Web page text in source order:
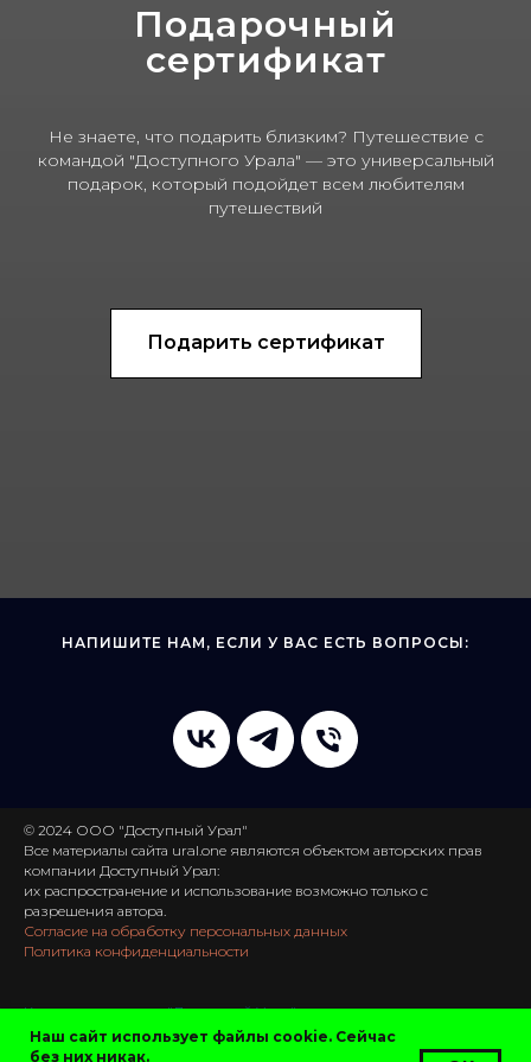
Подарочный
сертификат
Не знаете, что подарить близким? Путешествие с
командой "Доступного Урала" — это универсальный
подарок, который подойдет всем любителям
путешествий
Подарить сертификат
НАПИШИТЕ НАМ, ЕСЛИ У ВАС ЕСТЬ ВОПРОСЫ:
© 2024 ООО "Доступный Урал"
Все материалы сайта ural.one являются объектом авторских прав
компании Доступный Урал:
их распространение и использование возможно только с
разрешения автора.
Согласие на обработку персональных данных
Политика конфиденциальности
Карточка компании "Доступный Урал".
Номер в Едином Федеральном реестре туроператоров России:РТО
Наш сайт использует файлы cookie. Сейчас
без них никак.